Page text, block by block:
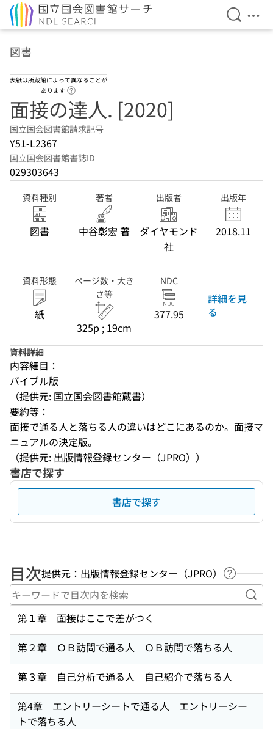
検索を
メ
図書
表紙は所蔵館によって異なることが
あります
面接の達人. [2020]
国立国会図書館請求記号
Y51-L2367
国立国会図書館書誌ID
029303643
資料種別
図書
著者
中谷彰宏 著
出版者
ダイヤモンド
社
出版年
2018.11
資料形態
紙
ページ数・大き
さ等
325p ; 19cm
NDC
377.95
詳細を見
る
資料詳細
内容細目：
バイブル版
（提供元: 国立国会図書館蔵書）
要約等：
面接で通る人と落ちる人の違いはどこにあるのか。面接マ
ニュアルの決定版。
（提供元: 出版情報登録センター（JPRO））
書店で探す
書店で探す
目次提供元：出版情報登録センター（JPRO）
ヘルプペ
キ
第１章 面接はここで差がつく
第２章 ＯＢ訪問で通る人 ＯＢ訪問で落ちる人
第３章 自己分析で通る人 自己紹介で落ちる人
第4章 エントリーシートで通る人 エントリーシー
トで落ちる人